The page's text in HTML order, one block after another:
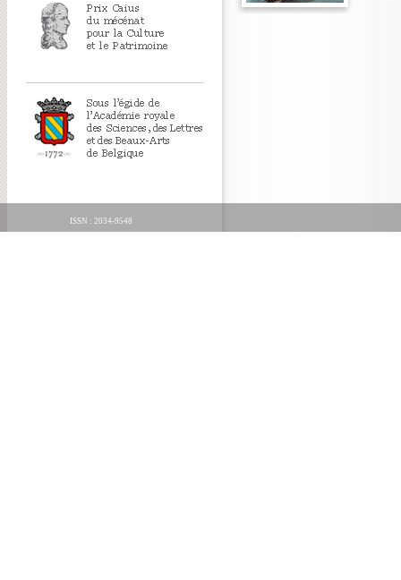
ISSN : 2034-9548